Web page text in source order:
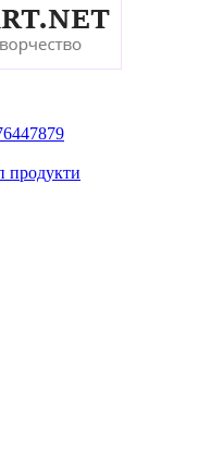
продукти